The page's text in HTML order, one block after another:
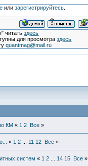
или зарегистрируйтесь.
читатьздесь
для просмотраздесь
quantmag@mail.ru
КМ « 1 2 Все»
« 1 2... 11 12 Все»
систем « 1 2... 14 15 Все»